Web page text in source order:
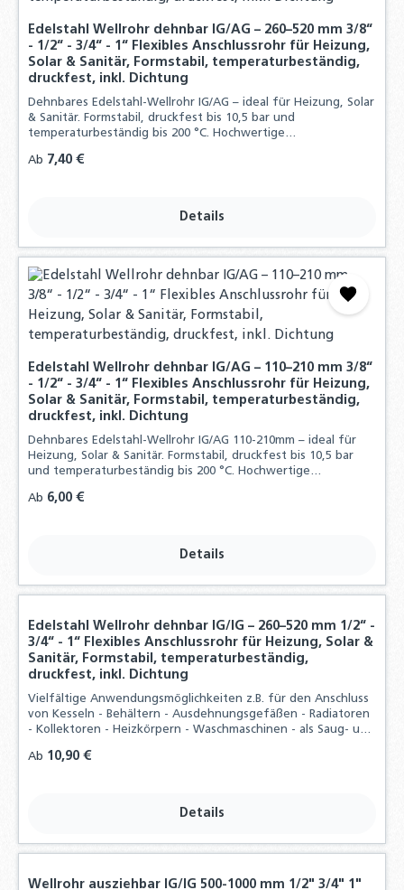
Edelstahl Wellrohr dehnbar IG/AG – 260–520 mm 3/8“
- 1/2“ - 3/4“ - 1“ Flexibles Anschlussrohr für Heizung,
Solar & Sanitär, Formstabil, temperaturbeständig,
druckfest, inkl. Dichtung
Dehnbares Edelstahl-Wellrohr IG/AG – ideal für Heizung, Solar
& Sanitär. Formstabil, druckfest bis 10,5 bar und
temperaturbeständig bis 200 °C. Hochwertige
Regulärer Preis:
Ab 7,40 €
Details
Edelstahl Wellrohr dehnbar IG/AG – 110–210 mm 3/8“
- 1/2“ - 3/4“ - 1“ Flexibles Anschlussrohr für Heizung,
Solar & Sanitär, Formstabil, temperaturbeständig,
druckfest, inkl. Dichtung
Dehnbares Edelstahl-Wellrohr IG/AG 110-210mm – ideal für
Heizung, Solar & Sanitär. Formstabil, druckfest bis 10,5 bar
und temperaturbeständig bis 200 °C. Hochwertige
Regulärer Preis:
Ab 6,00 €
Details
Edelstahl Wellrohr dehnbar IG/IG – 260–520 mm 1/2“ -
3/4“ - 1“ Flexibles Anschlussrohr für Heizung, Solar &
Sanitär, Formstabil, temperaturbeständig,
druckfest, inkl. Dichtung
Vielfältige Anwendungsmöglichkeiten z.B. für den Anschluss
von Kesseln - Behältern - Ausdehnungsgefäßen - Radiatoren
- Kollektoren - Heizkörpern - Waschmaschinen - als Saug- und
Materialaufwand und der präzisen
Regulärer Preis:
Ab 10,90 €
Details
Wellrohr ausziehbar IG/IG 500-1000 mm 1/2" 3/4" 1"